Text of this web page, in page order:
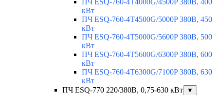
ПЧ ESQ-760-4T4000G/4500P 380В, 400
кВт
ПЧ ESQ-760-4T4500G/5000P 380В, 450
кВт
ПЧ ESQ-760-4T5000G/5600P 380В, 500
кВт
ПЧ ESQ-760-4T5600G/6300P 380В, 600
кВт
ПЧ ESQ-760-4T6300G/7100P 380В, 630
кВт
ПЧ ESQ-770 220/380В, 0,75-630 кВт
▼